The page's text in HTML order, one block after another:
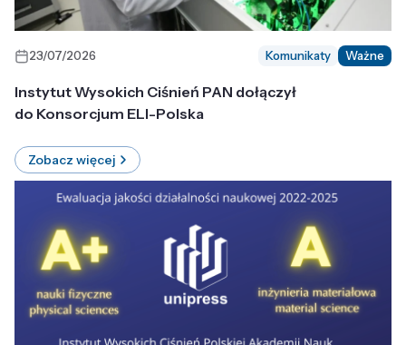
23/07/2026 Komunikaty Ważne
Instytut Wysokich Ciśnień PAN dołączył
do Konsorcjum ELI-Polska
Zobacz więcej